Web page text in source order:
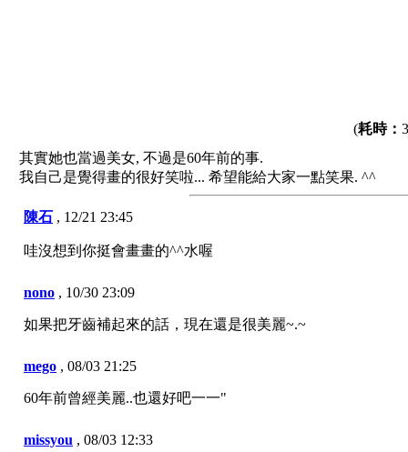
(耗時：
其實她也當過美女, 不過是60年前的事.
我自己是覺得畫的很好笑啦... 希望能給大家一點笑果. ^^
陳石 , 12/21 23:45
哇沒想到你挺會畫畫的^^水喔
nono , 10/30 23:09
如果把牙齒補起來的話，現在還是很美麗~.~
mego , 08/03 21:25
60年前曾經美麗..也還好吧一一"
missyou , 08/03 12:33